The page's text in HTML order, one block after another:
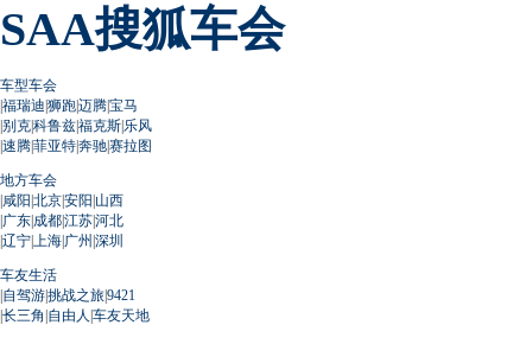
SAA搜狐车会
车型车会
|福瑞迪|狮跑|迈腾|宝马
|别克|科鲁兹|福克斯|乐风
|速腾|菲亚特|奔驰|赛拉图
地方车会
|咸阳|北京|安阳|山西
|广东|成都|江苏|河北
|辽宁| 上海|广州 |深圳
车友生活
|自驾游|挑战之旅|9421
|长三角 |自由人 |车友天地